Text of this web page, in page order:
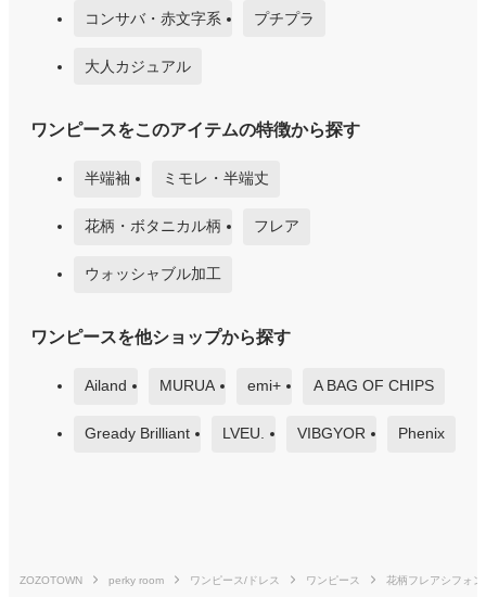
コンサバ・赤文字系 プチプラ
大人カジュアル
ワンピースをこのアイテムの特徴から探す
半端袖 ミモレ・半端丈
花柄・ボタニカル柄 フレア
ウォッシャブル加工
ワンピースを他ショップから探す
Ailand MURUA emi+ A BAG OF CHIPS
Gready Brilliant LVEU. VIBGYOR Phenix
ZOZOTOWN perky room ワンピース/ドレス ワンピース 花柄フレアシフォ